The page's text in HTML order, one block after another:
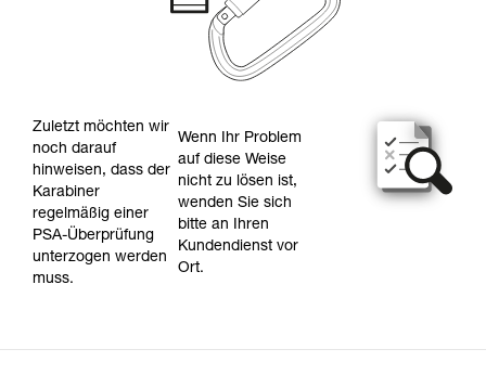
Zuletzt möchten wir
noch darauf
hinweisen, dass der
Karabiner
regelmäßig einer
PSA-Überprüfung
unterzogen werden
muss.
Wenn Ihr Problem
auf diese Weise
nicht zu lösen ist,
wenden Sie sich
bitte an Ihren
Kundendienst vor
Ort.